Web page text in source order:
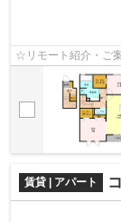
☆リモート紹介・ご
賃貸 | アパート